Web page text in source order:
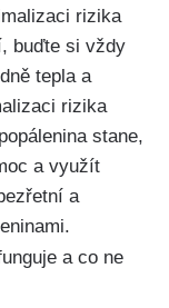
⁤rizika
‌buďte si vždy
tepla a
rizika
stane,
a ⁤využít​
a